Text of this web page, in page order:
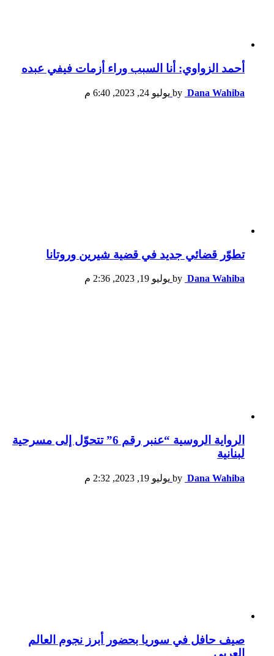
أحمد الزواوي: أنا السبب وراء أزمات فيفي عبده
by Dana Wahiba يوليو 24, 2023, 6:40 م
تطوّر قضائي جديد في قضية شيرين وروتانا
by Dana Wahiba يوليو 19, 2023, 2:36 م
الرواية الروسية “عنبر رقم 6” تتحوّل إلى مسرحية
لبنانية
by Dana Wahiba يوليو 19, 2023, 2:32 م
صيف حافل في سوريا بحضور أبرز نجوم العالم
العربي